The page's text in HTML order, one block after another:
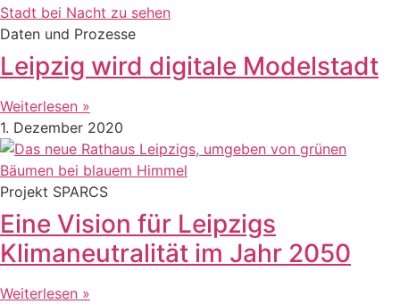
Daten und Prozesse
Leipzig wird digitale Modelstadt
Weiterlesen »
1. Dezember 2020
Projekt SPARCS
Eine Vision für Leipzigs
Klimaneutralität im Jahr 2050
Weiterlesen »